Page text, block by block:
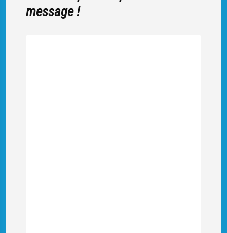
message !